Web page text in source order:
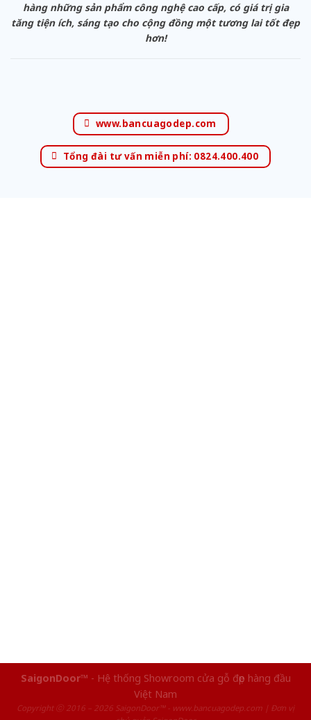
hàng những sản phẩm công nghệ cao cấp, có giá trị gia
tăng tiện ích, sáng tạo cho cộng đồng một tương lai tốt đẹp
hơn!
www.bancuagodep.com
Tổng đài tư vấn miễn phí: 0824.400.400
SaigonDoor™ - Hệ thống Showroom cửa gỗ đẹp hàng đầu
Việt Nam
Copyright ⓒ 2016 – 2026 SaigonDoor™ - www.bancuagodep.com | Đơn vị